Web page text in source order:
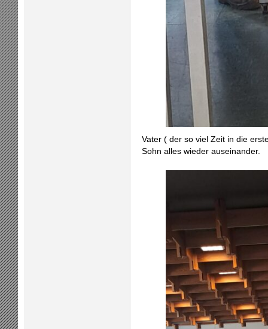
Vater ( der so viel Zeit in die
Sohn alles wieder auseinander.